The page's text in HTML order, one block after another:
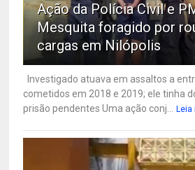
Ação da Polícia Civil e
Mesquita foragido por
cargas em Nilópolis
Investigado atuava em assaltos a
cometidos em 2018 e 2019; ele tinha
prisão pendentes Uma ação conj... Leia